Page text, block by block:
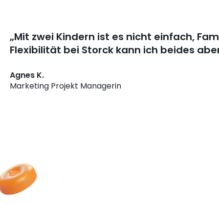
„Mit zwei Kindern ist es nicht einfach,
Flexibilität bei Storck kann ich beides
Agnes K.
Marketing Projekt Managerin